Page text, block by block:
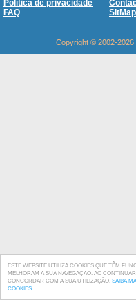
ESTE WEBSITE UTILIZA COOKIES QUE TÊM
MELHORAM A SUA NAVEGAÇÃO. AO
CONCORDAR COM A SUA UTILIZAÇÃO. SAIBA
COOKIES
Política de privacidade
FAQ
SitMap
Copyright © 2002-2026